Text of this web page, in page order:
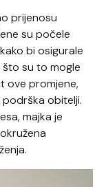
prijenosu
su počele
bi osigurale
su to mogle
ove promjene,
obitelji.
majka je